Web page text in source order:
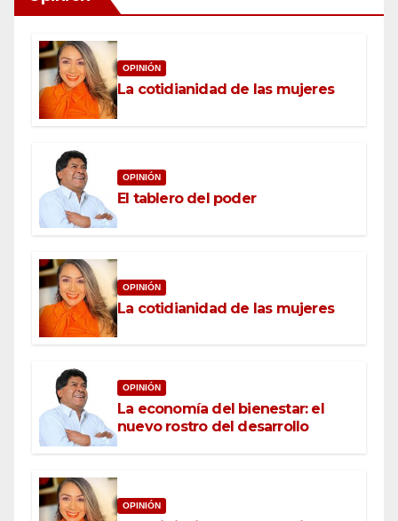
OPINIÓN
La cotidianidad de las mujeres
OPINIÓN
El tablero del poder
OPINIÓN
La cotidianidad de las mujeres
OPINIÓN
La economía del bienestar: el
nuevo rostro del desarrollo
OPINIÓN